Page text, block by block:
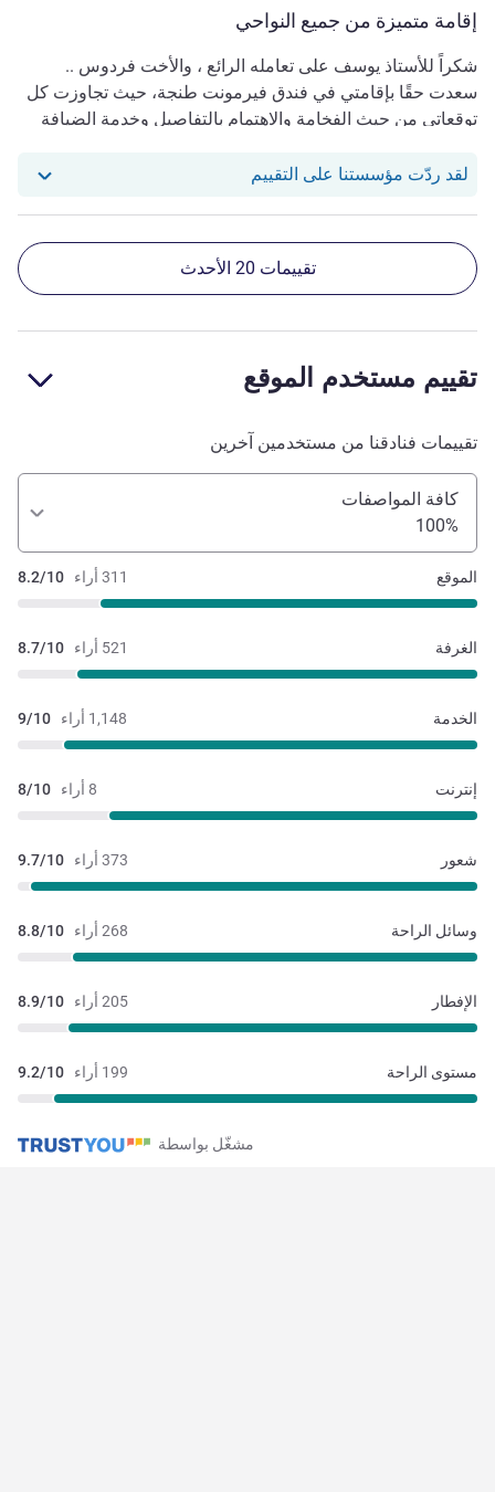
إقامة متميزة من جميع النواحي
شكراً للأستاذ يوسف على تعامله الرائع ، والأخت فردوس ..
سعدت حقًا بإقامتي في فندق فيرمونت طنجة، حيث تجاوزت كل
توقعاتي من حيث الفخامة والاهتمام بالتفاصيل وخدمة الضيافة
لقد ردّت مؤسستنا على التقييم استجاب فندقنا للمراجعة من
تقييمات 20 الأحدث
تقييم مستخدم الموقع
تقييمات فنادقنا من مستخدمين آخرين
كافة المواصفات
100%
311 أراء 8.2/10 الموقع
521 أراء 8.7/10 الغرفة
1,148 أراء 9/10 الخدمة
8 أراء 8/10 إنترنت
373 أراء 9.7/10 شعور
268 أراء 8.8/10 وسائل الراحة
205 أراء 8.9/10 الإفطار
199 أراء 9.2/10 مستوى الراحة
مشغّل بواسطة